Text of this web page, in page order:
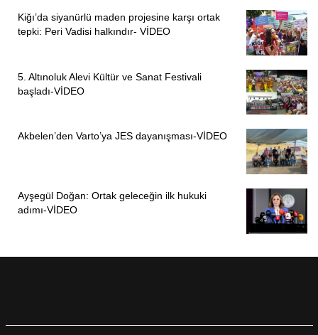
Kiğı’da siyanürlü maden projesine karşı ortak
tepki: Peri Vadisi halkındır- VİDEO
5. Altınoluk Alevi Kültür ve Sanat Festivali
başladı-VİDEO
Akbelen’den Varto’ya JES dayanışması-VİDEO
Ayşegül Doğan: Ortak geleceğin ilk hukuki
adımı-VİDEO